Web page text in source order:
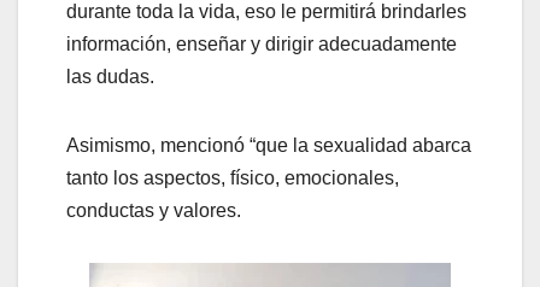
durante toda la vida, eso le permitirá brindarles
información, enseñar y dirigir adecuadamente
las dudas.
Asimismo, mencionó “que la sexualidad abarca
tanto los aspectos, físico, emocionales,
conductas y valores.